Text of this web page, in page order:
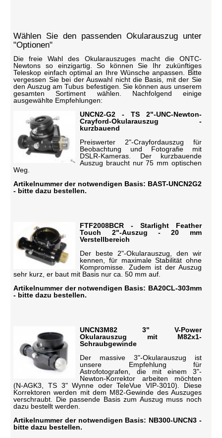
Wählen Sie den passenden Okularauszug unter
"Optionen"
Die freie Wahl des Okularauszuges macht die ONTC-
Newtons so einzigartig. So können Sie Ihr zukünftiges
Teleskop einfach optimal an Ihre Wünsche anpassen. Bitte
vergessen Sie bei der Auswahl nicht die Basis, mit der Sie
den Auszug am Tubus befestigen. Sie können aus unserem
gesamten Sortiment wählen. Nachfolgend einige
ausgewählte Empfehlungen:
UNCN2-G2 - TS 2"-UNC-Newton-
Crayford-Okularauszug -
kurzbauend
Preiswerter 2"-Crayfordauszug für
Beobachtung und Fotografie mit
DSLR-Kameras. Der kurzbauende
Auszug braucht nur 75 mm optischen
Weg.
Artikelnummer der notwendigen Basis: BAST-UNCN2G2
- bitte dazu bestellen.
FTF2008BCR - Starlight Feather
Touch 2"-Auszug - 20 mm
Verstellbereich
Der beste 2"-Okularauszug, den wir
kennen, für maximale Stabilität ohne
Kompromisse. Zudem ist der Auszug
sehr kurz, er baut mit Basis nur ca. 50 mm auf.
Artikelnummer der notwendigen Basis: BA20CL-303mm
- bitte dazu bestellen.
UNCN3M82 3" V-Power
Okularauszug mit M82x1-
Schraubgewinde
Der massive 3"-Okularauszug ist
unsere Empfehlung für
Astrofotografen, die mit einem 3"-
Newton-Korrektor arbeiten möchten
(N-AGK3, TS 3" Wynne oder TeleVue VIP-3010). Diese
Korrektoren werden mit dem M82-Gewinde des Auszuges
verschraubt. Die passende Basis zum Auszug muss noch
dazu bestellt werden.
Artikelnummer der notwendigen Basis: NB300-UNCN3 -
bitte dazu bestellen.